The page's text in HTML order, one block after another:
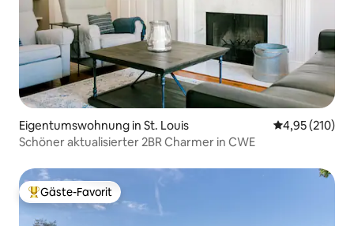
Eigentumswohnung in St. Louis
4,95 (210)
Schöner aktualisierter 2BR Charmer in CWE
Beliebter Gäste-Favorit.
Gäste-Favorit